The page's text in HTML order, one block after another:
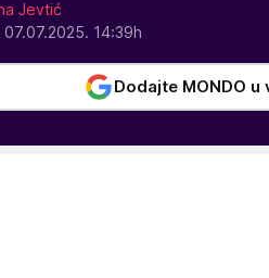
Jevtić
14:39h
Dodajte MONDO